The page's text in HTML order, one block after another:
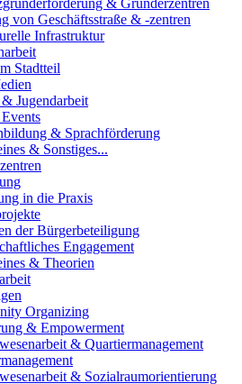
& Gründerzentren
von Geschäftsstraße & -zentren
Infrastruktur
Stadtteil
Jugendarbeit
& Sprachförderung
& Sonstiges...
in die Praxis
der Bürgerbeteiligung
Engagement
& Theorien
Organizing
& Empowerment
& Quartiermanagement
& Sozialraumorientierung